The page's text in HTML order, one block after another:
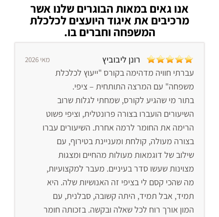
אנו גאים במאות הבוגרים שלנו אשר
מרכיבים את איגוד היועצים לכלכלת
המשפחה וחברים בו.
רונן ליבוביץ מאי 2026
עברתי חוויה מדהימה בקורס "ייעוץ לכלכלת
משפחה" עם המרצה התותחית – ציפי.
בתור מי שהגיע לקורס, שמחתי לגלות שרוב
השיעורים הועברו בצורה פרונטלית, וציפי פשוט
הרימה את החומר לרמה אחרת. השיעורים עברו
בצורה מעולה, קולחת ומעניינת בטירוף, עם
שילוב של דוגמאות מעולות מהחיים ומצגות
מצוינות שעשו סדר בעיניים. מעבר למקצועיות,
מה שהכי קסם לי בציפי זה האנושיות שלה. היא
תמיד, אבל תמיד, היתה קשובה, סבלנית, עם
המון אורך רוח לכל שאלה ובקשה. בזכותה חומר